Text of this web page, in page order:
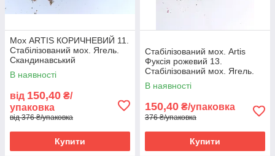
Мох ARTIS КОРИЧНЕВИЙ 11.
Стабілізований мох. Ягель.
Скандинавський
(норвежський) мох
В наявності
від 150,40 ₴/
упаковка
від 376 ₴/упаковка
Купити
Стабілізований мох. Artis
Фуксія рожевий 13.
Стабілізований мох. Ягель.
Скандинавський
(норвежський) мох
В наявності
150,40 ₴/упаковка
376 ₴/упаковка
Купити